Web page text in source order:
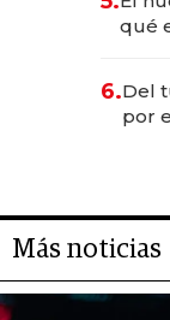
qué
6.Del
por
Más noticias